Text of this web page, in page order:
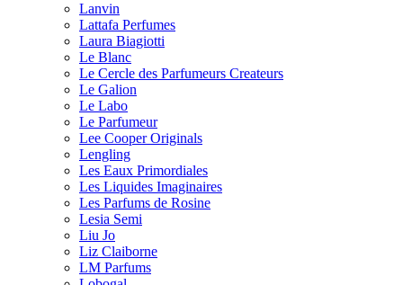
Lanvin
Lattafa Perfumes
Laura Biagiotti
Le Blanc
Le Cercle des Parfumeurs Createurs
Le Galion
Le Labo
Le Parfumeur
Lee Cooper Originals
Lengling
Les Eaux Primordiales
Les Liquides Imaginaires
Les Parfums de Rosine
Lesia Semi
Liu Jo
Liz Claiborne
LM Parfums